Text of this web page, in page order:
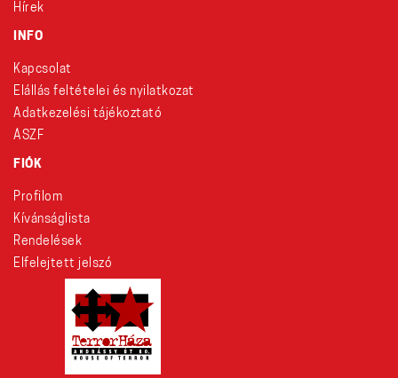
Hírek
INFO
Kapcsolat
Elállás feltételei és nyilatkozat
Adatkezelési tájékoztató
ÁSZF
FIÓK
Profilom
Kívánságlista
Rendelések
Elfelejtett jelszó